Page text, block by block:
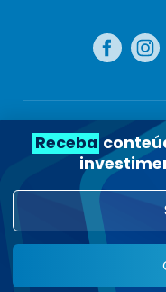
Copyright © Nord
Rua Joaquim
Receba